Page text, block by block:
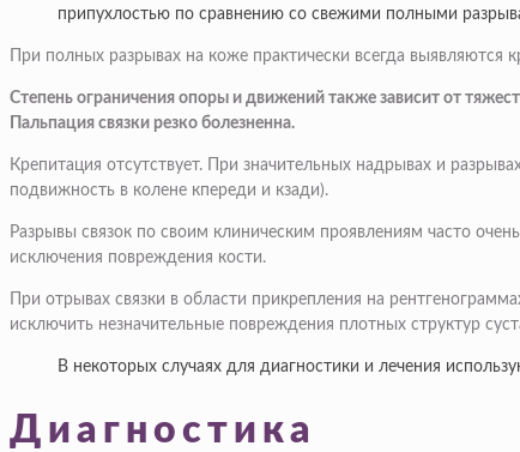
припухлостью по сравнению со свежими полными
При полных разрывах на коже практически всегда выявляются
Степень ограничения опоры и движений также зависит от
Пальпация связки резко болезненна.
Крепитация отсутствует. При значительных надрывах и
подвижность в колене кпереди и кзади).
Разрывы связок по своим клиническим проявлениям часто
исключения повреждения кости.
При отрывах связки в области прикрепления на
исключить незначительные повреждения плотных структур
В некоторых случаях для диагностики и лечения
Диагностика